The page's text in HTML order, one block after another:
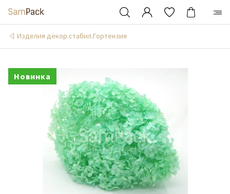
Изделия декор.стабил.Гортензия
Новинка